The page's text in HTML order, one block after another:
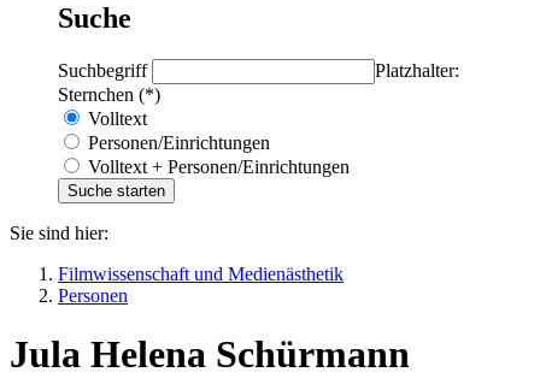
Suche
Suchbegriff
Platzhalter:
Sternchen (*)
Volltext
Personen/Einrichtungen
Volltext + Personen/Einrichtungen
Sie sind hier:
Filmwissenschaft und Medienästhetik
Personen
Jula Helena Schürmann